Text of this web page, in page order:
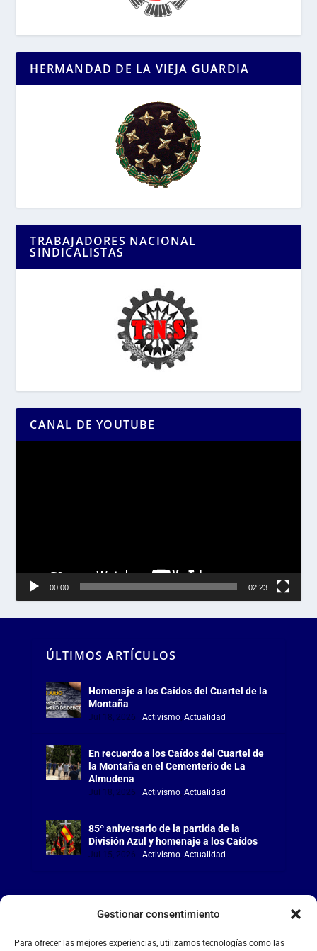
Gestionar consentimiento
Para ofrecer las mejores experiencias, utilizamos tecnologías como las
HERMANDAD DE LA VIEJA GUARDIA
TRABAJADORES NACIONAL
SINDICALISTAS
CANAL DE YOUTUBE
00:00 02:23
ÚLTIMOS ARTÍCULOS
Homenaje a los Caídos del Cuartel de la
Montaña
Jul 18, 2026 Activismo, Actualidad
En recuerdo a los Caídos del Cuartel de
la Montaña en el Cementerio de La
Almudena
Jul 18, 2026 Activismo, Actualidad
85º aniversario de la partida de la
División Azul y homenaje a los Caídos
Jul 15, 2026 Activismo, Actualidad
LA FALANGE